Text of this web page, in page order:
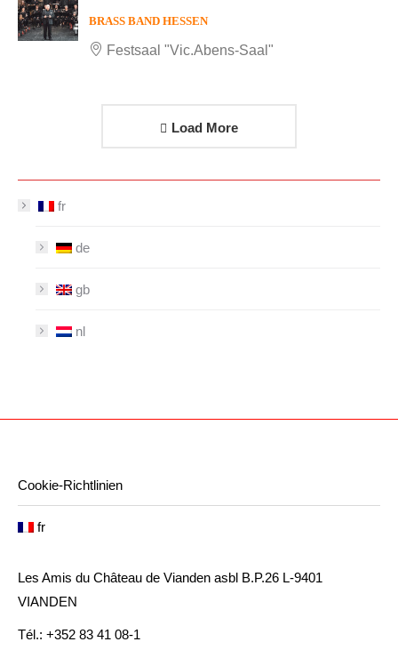
BRASS BAND HESSEN
Festsaal "Vic.Abens-Saal"
Load More
fr
de
gb
nl
Cookie-Richtlinien
fr
Les Amis du Château de Vianden asbl B.P.26 L-9401
VIANDEN
Tél.: +352 83 41 08-1